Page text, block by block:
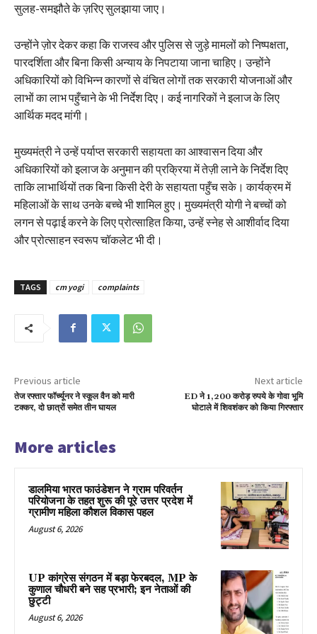
सुलह-समझौते के ज़रिए सुलझाया जाए।
उन्होंने ज़ोर देकर कहा कि राजस्व और पुलिस से जुड़े मामलों को निष्पक्षता,
पारदर्शिता और बिना किसी अन्याय के निपटाया जाना चाहिए। उन्होंने
अधिकारियों को विभिन्न कारणों से वंचित लोगों तक सरकारी योजनाओं और
लाभों का लाभ पहुँचाने के भी निर्देश दिए। कई नागरिकों ने इलाज के लिए
आर्थिक मदद मांगी।
मुख्यमंत्री ने उन्हें पर्याप्त सरकारी सहायता का आश्वासन दिया और
अधिकारियों को इलाज के अनुमान की प्रक्रिया में तेज़ी लाने के निर्देश दिए
ताकि लाभार्थियों तक बिना किसी देरी के सहायता पहुँच सके। कार्यक्रम में
महिलाओं के साथ उनके बच्चे भी शामिल हुए। मुख्यमंत्री योगी ने बच्चों को
लगन से पढ़ाई करने के लिए प्रोत्साहित किया, उन्हें स्नेह से आशीर्वाद दिया
और प्रोत्साहन स्वरूप चॉकलेट भी दी।
TAGS cm yogi complaints
Previous article
तेज रफ्तार फॉर्च्यूनर ने स्कूल वैन को मारी
टक्कर, दो छात्रों समेत तीन घायल
Next article
ED ने 1,200 करोड़ रुपये के गोवा भूमि
घोटाले में शिवशंकर को किया गिरफ्तार
More articles
डालमिया भारत फाउंडेशन ने ग्राम परिवर्तन
परियोजना के तहत शुरू की पूरे उत्तर प्रदेश में
ग्रामीण महिला कौशल विकास पहल
August 6, 2026
UP कांग्रेस संगठन में बड़ा फेरबदल, MP के
कुणाल चौधरी बने सह प्रभारी; इन नेताओं की
छुट्टी
August 6, 2026